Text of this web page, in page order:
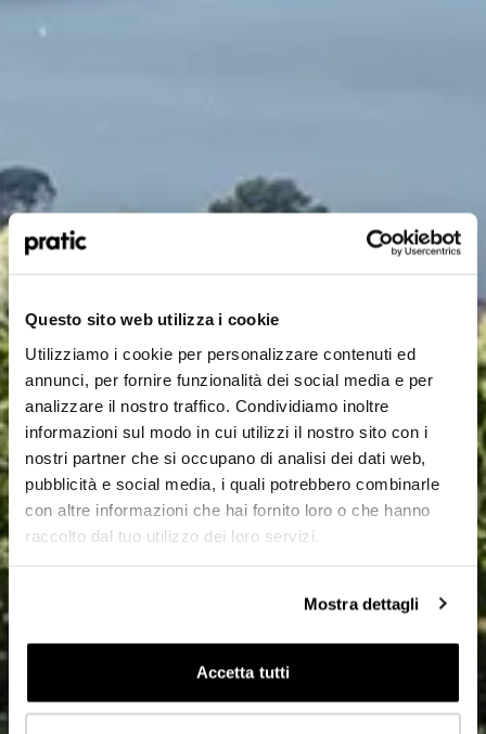
Questo sito web utilizza i cookie
Utilizziamo i cookie per personalizzare contenuti ed
annunci, per fornire funzionalità dei social media e per
analizzare il nostro traffico. Condividiamo inoltre
informazioni sul modo in cui utilizzi il nostro sito con i
nostri partner che si occupano di analisi dei dati web,
pubblicità e social media, i quali potrebbero combinarle
con altre informazioni che hai fornito loro o che hanno
raccolto dal tuo utilizzo dei loro servizi.
Mostra dettagli
Accetta tutti
HoReCa
Designer/Progettista
Privato
Rivenditore